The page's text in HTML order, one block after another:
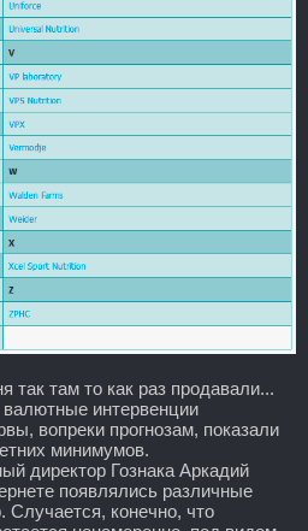
так там то как раз продавали...
интервенции
вопреки прогнозам, показали
минимумов.
директор Гознака Аркадий
появлялись различные
конечно, что